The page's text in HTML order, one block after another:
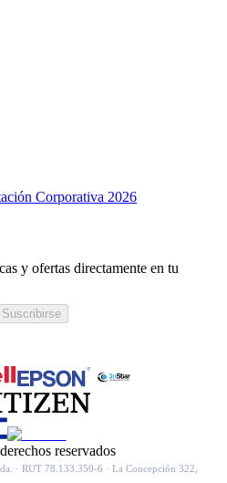
Corporativa 2026
y ofertas directamente en tu
Suscribirse
reservados
· RUT 78.133.350-6 · La Concepción 322,